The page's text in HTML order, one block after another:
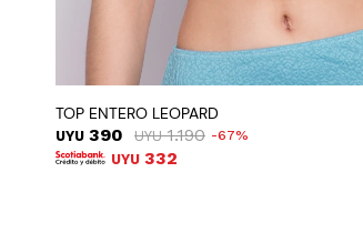
TOP ENTERO LEOPARD
UYU 390 UYU 1.190 67
UYU 332